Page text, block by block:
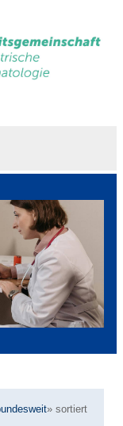
» sortiert